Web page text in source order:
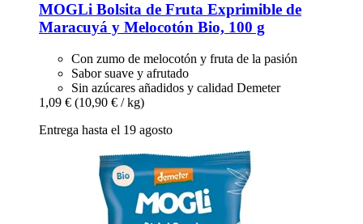
MOGLi Bolsita de Fruta Exprimible de
Maracuyá y Melocotón Bio, 100 g
Con zumo de melocotón y fruta de la pasión
Sabor suave y afrutado
Sin azúcares añadidos y calidad Demeter
1,09 € (10,90 € / kg)
Entrega hasta el 19 agosto